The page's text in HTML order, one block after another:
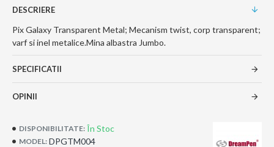
DESCRIERE
Pix Galaxy Transparent Metal; Mecanism twist, corp transparent;
varf si inel metalice.Mina albastra Jumbo.
SPECIFICATII
OPINII
DISPONIBILITATE: În Stoc
MODEL: DPGTM004